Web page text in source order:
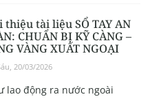
thiệu tài liệu SỔ TAY AN
CHUẨN BỊ KỸ CÀNG –
VÀNG XUẤT NGOẠI
20/03/2026
lao động ra nước ngoài